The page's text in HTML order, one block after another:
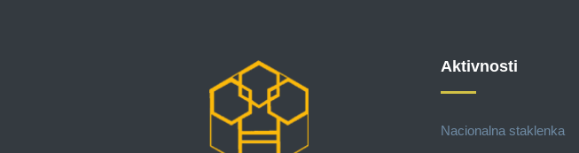
Aktivnosti
Nacionalna staklenka